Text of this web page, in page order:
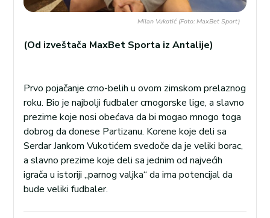
Milan Vukotić (Foto: MaxBet Sport)
(Od izveštača MaxBet Sporta iz Antalije)
Prvo pojačanje crno-belih u ovom zimskom prelaznog
roku. Bio je najbolji fudbaler crnogorske lige, a slavno
prezime koje nosi obećava da bi mogao mnogo toga
dobrog da donese Partizanu. Korene koje deli sa
Serdar Jankom Vukotićem svedoče da je veliki borac,
a slavno prezime koje deli sa jednim od najvećih
igrača u istoriji „parnog valjka“ da ima potencijal da
bude veliki fudbaler.